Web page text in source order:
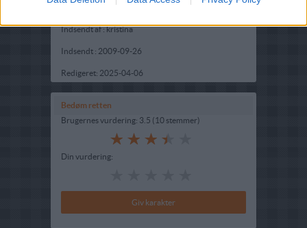
Fryseegnet : Fryseegnet
Indsendt af : kristina
Indsendt : 2009-09-26
Redigeret: 2025-04-06
Bedøm retten
Brugernes vurdering: 3.5 (10 stemmer)
Din vurdering: